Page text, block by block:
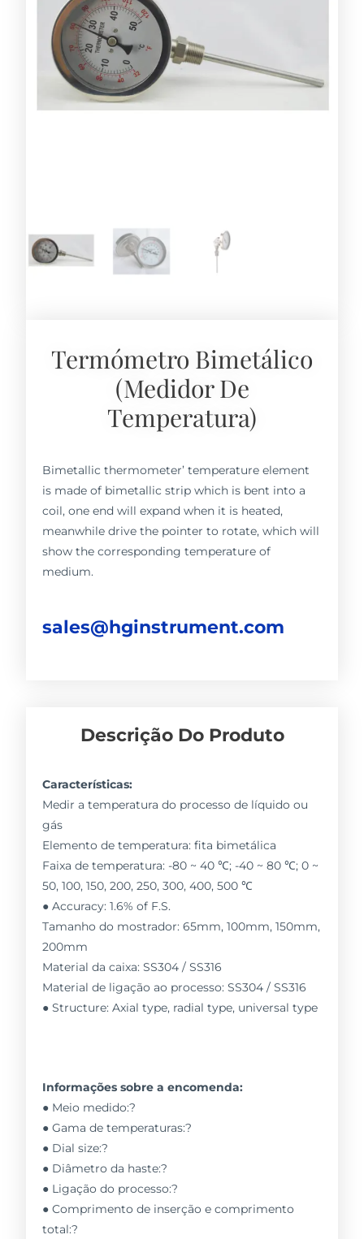
Termómetro Bimetálico
(medidor De
Temperatura)
Bimetallic thermometer’ temperature element
is made of bimetallic strip which is bent into a
coil, one end will expand when it is heated,
meanwhile drive the pointer to rotate, which will
show the corresponding temperature of
medium.
sales@hginstrument.com
Descrição Do Produto
Características:
Medir a temperatura do processo de líquido ou
gás
Elemento de temperatura: fita bimetálica
Faixa de temperatura: -80 ~ 40 ℃; -40 ~ 80 ℃; 0 ~
50, 100, 150, 200, 250, 300, 400, 500 ℃
● Accuracy: 1.6% of F.S.
Tamanho do mostrador: 65mm, 100mm, 150mm,
200mm
Material da caixa: SS304 / SS316
Material de ligação ao processo: SS304 / SS316
● Structure: Axial type, radial type, universal type
Informações sobre a encomenda:
● Meio medido:?
● Gama de temperaturas:?
● Dial size:?
● Diâmetro da haste:?
● Ligação do processo:?
● Comprimento de inserção e comprimento
total:?